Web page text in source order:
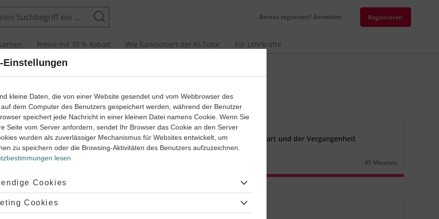
Bereits registriert? Anmelden Registrieren
Suchen
Preise mit 70 % Rabatt Wie funktioniert der KI-Tutor Für Lehrkräfte
und Abiturprüfungen
Nebensätze (2)
2
Klassenarbeit
Irrealis der Gegenwart und der Vergangenheit
Dauer:
45 Minuten
Einstellungen
kleine Daten, die von einer Website gesendet und vom Webbrowser des
dem Computer des Benutzers gespeichert werden, während der Benutzer
speichert jede Nachricht in einer kleinen Datei namens Cookie. Wenn Sie
Seite vom Server anfordern, sendet Ihr Browser das Cookie an den Server
wurden als zuverlässiger Mechanismus für Websites entwickelt, um
zu speichern oder die Browsing-Aktivitäten des Benutzers aufzuzeichnen.
lesen
Cookies
Cookies